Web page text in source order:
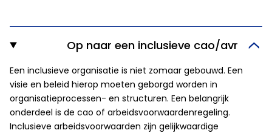
Op naar een inclusieve cao/avr
Een inclusieve organisatie is niet zomaar gebouwd. Een
visie en beleid hierop moeten geborgd worden in
organisatieprocessen- en structuren. Een belangrijk
onderdeel is de cao of arbeidsvoorwaardenregeling.
Inclusieve arbeidsvoorwaarden zijn gelijkwaardige